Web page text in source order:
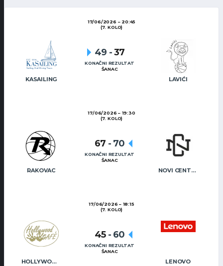
17/06/2026
20:45
(7. KOLO)
KASAILING LAVIĆI
49 -37
KONAČNI REZULTAT
ŠANAC
17/06/2026
19:30
(7. KOLO)
RAKOVAC NOVI CENTAR
67 - 70
KONAČNI REZULTAT
ŠANAC
17/06/2026
18:15
(7. KOLO)
HOLLYWOOD CAFÉ LENOVO
45 - 60
KONAČNI REZULTAT
ŠANAC